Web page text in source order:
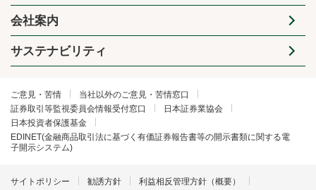
会社案内
サステナビリティ
ご意見・苦情
当社以外のご意見・苦情窓口
証券取引等監視委員会情報受付窓口
日本証券業協会
日本投資者保護基金
EDINET(金融商品取引法に基づく有価証券報告書等の開示書類に関する電
子開示システム)
サイトポリシー 勧誘方針 利益相反管理方針（概要）